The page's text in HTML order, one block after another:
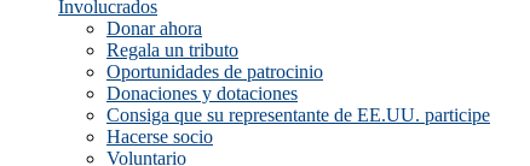
Involucrados
Donar ahora
Regala un tributo
Oportunidades de patrocinio
Donaciones y dotaciones
Consiga que su representante de EE.UU. participe
Hacerse socio
Voluntario